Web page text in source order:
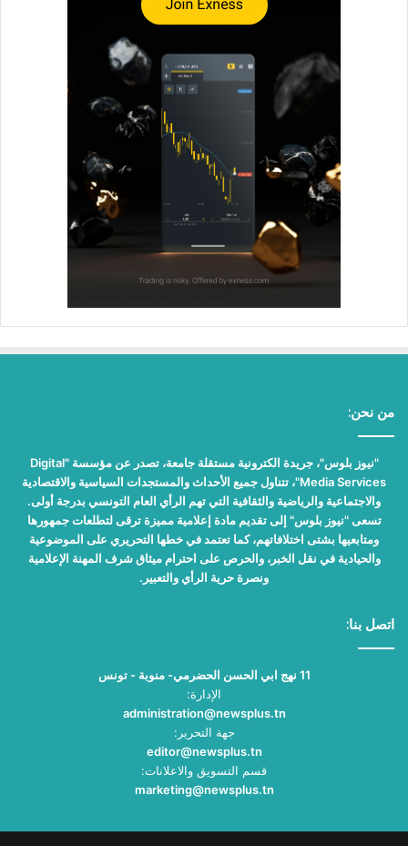
من نحن:
"نيوز بلوس"، جريدة الكترونية مستقلة جامعة، تصدر عن مؤسسة "Digital
Media Services"، تتناول جميع الأحداث والمستجدات السياسية والاقتصادية
والاجتماعية والرياضية والثقافية التي تهم الرأي العام التونسي بدرجة أولى.
تسعى "نيوز بلوس" إلى تقديم مادة إعلامية مميزة ترقى لتطلعات جمهورها
ومتابعيها بشتى اختلافاتهم، كما تعتمد في خطها التحريري على الموضوعية
والحيادية في نقل الخبر، والحرص على احترام ميثاق شرف المهنة الإعلامية
ونصرة حرية الرأي والتعبير.
اتصل بنا:
11 نهج ابي الحسن الحضرمي- منوبة - تونس
الإدارة:
administration@newsplus.tn
جهة التحرير:
editor@newsplus.tn
قسم التسويق والاعلانات:
marketing@newsplus.tn